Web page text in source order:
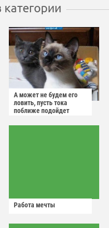
А может не будем его
ловить, пусть тока
поближе подойдет
Работа мечты